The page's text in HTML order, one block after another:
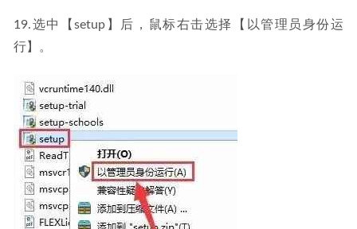
19.选中【setup】后，鼠标右击选择【以管理员身份运
行】。